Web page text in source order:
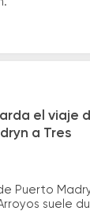
el viaje
a Tres
Puerto
suele